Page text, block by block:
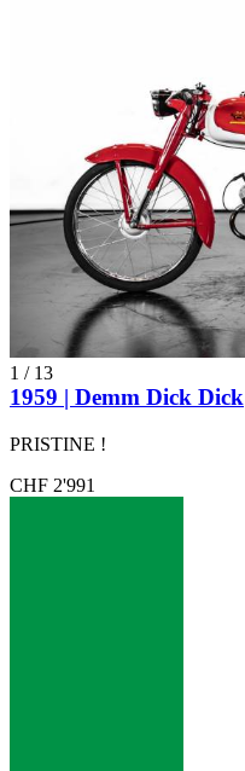
1 / 13
1959 | Demm Dick Dick
PRISTINE !
CHF 2'991